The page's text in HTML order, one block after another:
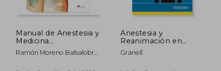
Manual de Anestesia y
Medicina
Perioperatoria en
Cirugía Torácica. 2ª
Ramón Moreno Balsalobre;
Fernando Ramasco Rueda
Anestesia y
Reanimación en
Cirugía Torácica
(Incluye Acceso a )
Granell